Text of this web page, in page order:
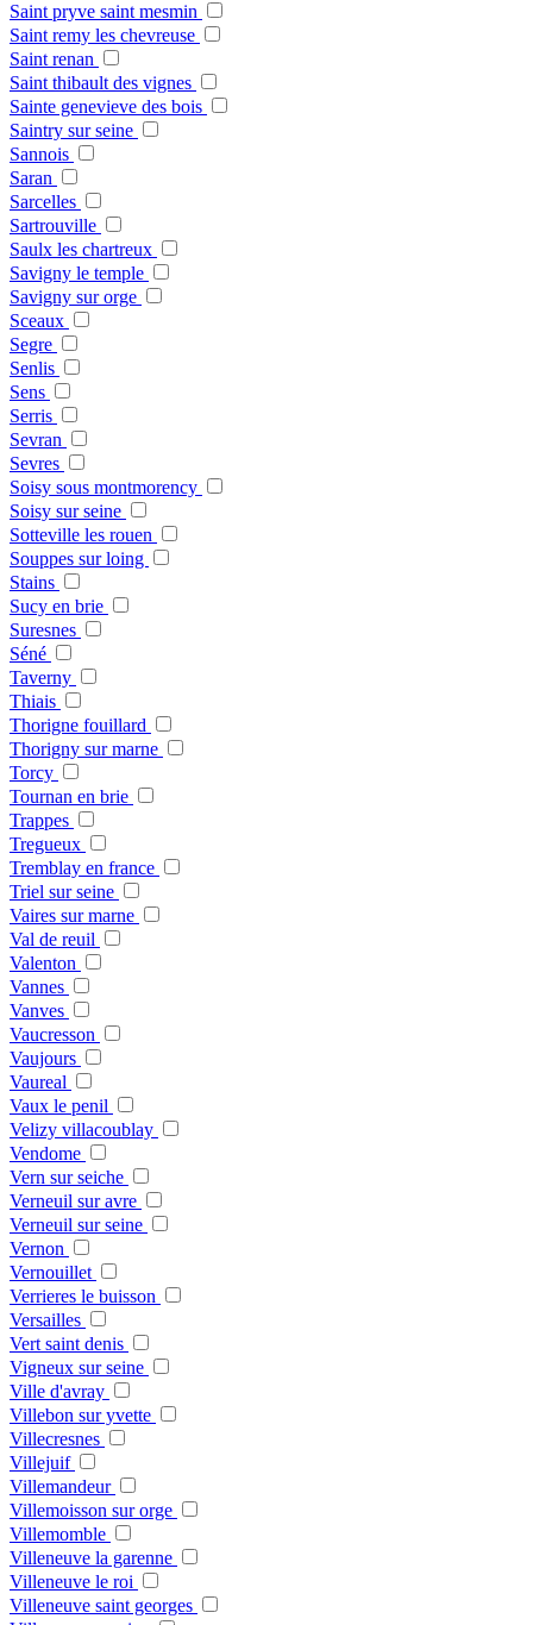
Saint pryve saint mesmin
Saint remy les chevreuse
Saint renan
Saint thibault des vignes
Sainte genevieve des bois
Saintry sur seine
Sannois
Saran
Sarcelles
Sartrouville
Saulx les chartreux
Savigny le temple
Savigny sur orge
Sceaux
Segre
Senlis
Sens
Serris
Sevran
Sevres
Soisy sous montmorency
Soisy sur seine
Sotteville les rouen
Souppes sur loing
Stains
Sucy en brie
Suresnes
Séné
Taverny
Thiais
Thorigne fouillard
Thorigny sur marne
Torcy
Tournan en brie
Trappes
Tregueux
Tremblay en france
Triel sur seine
Vaires sur marne
Val de reuil
Valenton
Vannes
Vanves
Vaucresson
Vaujours
Vaureal
Vaux le penil
Velizy villacoublay
Vendome
Vern sur seiche
Verneuil sur avre
Verneuil sur seine
Vernon
Vernouillet
Verrieres le buisson
Versailles
Vert saint denis
Vigneux sur seine
Ville d'avray
Villebon sur yvette
Villecresnes
Villejuif
Villemandeur
Villemoisson sur orge
Villemomble
Villeneuve la garenne
Villeneuve le roi
Villeneuve saint georges